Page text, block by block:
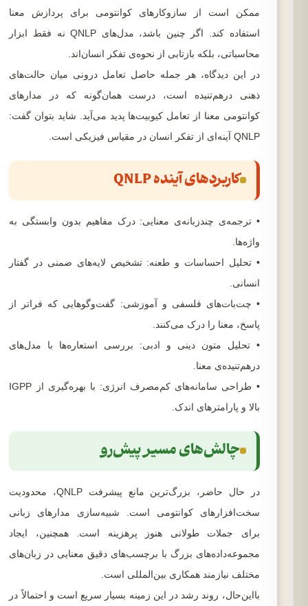
ممکن است از سازوکارهای کوانتومی برای پردازش معنا
استفاده کند. اگر چنین باشد، مدل‌های QNLP نه فقط ابزار
محاسباتی، بلکه بازتابی از نحوه‌ی تفکر انسان‌اند.
در این دیدگاه، هر جمله حاصل تعامل درونی میان حالت‌های
ذهنی درهم‌تنیده است، درست همان‌گونه که در مدارهای
کوانتومی معنا از تعامل کیوبیت‌ها پدید می‌آید. شاید بتوان گفت:
QNLP آینه‌ای از تفکر انسان در مقیاس فیزیکی است.
کاربردهای آینده QNLP
• ترجمه‌ی چندزبانه‌ی معنایی: درک مفاهیم بدون وابستگی به
واژه‌ها.
• تحلیل احساسات و طعنه: تشخیص لایه‌های ضمنی در گفتار
انسانی.
• چت‌بات‌های فلسفی و آموزشی: گفت‌وگوهایی که فراتر از
پاسخ، معنا را درک می‌کنند.
• تحلیل متون دینی و ادبی: بررسی استعاره‌ها با مدل‌های
درهم‌تنیده‌ی معنا.
• طراحی سامانه‌های کم‌مصرف انرژی: با بهره‌گیری از IGPP
بالا و پارامترهای اندک.
چالش‌های مسیر پیش‌رو
در حال حاضر، بزرگ‌ترین مانع پیشرفت QNLP، محدودیت
سخت‌افزارهای کوانتومی است. شبیه‌سازی مدارهای زبانی
برای جملات طولانی هنوز پرهزینه است. همچنین، ایجاد
مجموعه‌داده‌های بزرگ با برچسب‌های دقیق معنایی در زبان‌های
مختلف نیازمند همکاری بین‌المللی است.
بااین‌حال، روند رشد در این زمینه بسیار سریع است و احتمالاً در